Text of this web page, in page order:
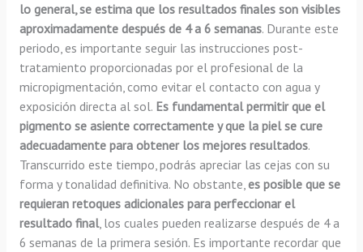
lo general, se estima que los resultados finales son visibles
aproximadamente después de 4 a 6 semanas. Durante este
periodo, es importante seguir las instrucciones post-
tratamiento proporcionadas por el profesional de la
micropigmentación, como evitar el contacto con agua y
exposición directa al sol. Es fundamental permitir que el
pigmento se asiente correctamente y que la piel se cure
adecuadamente para obtener los mejores resultados.
Transcurrido este tiempo, podrás apreciar las cejas con su
forma y tonalidad definitiva. No obstante,es posible que se
requieran retoques adicionales para perfeccionar el
resultado final, los cuales pueden realizarse después de 4 a
6 semanas de la primera sesión. Es importante recordar que